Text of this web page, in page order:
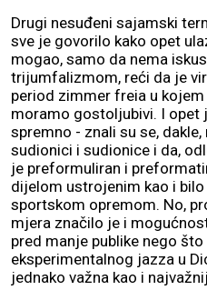
Drugi nesuđeni sajamski
sve je govorilo kako opet
mogao, samo da nema
trijumfalizmom, reći da je
period zimmer freia u
moramo gostoljubivi. I opet
spremno - znali su se,
sudionici i sudionice i da,
je preformuliran i
dijelom ustrojenim kao i
sportskom opremom. No,
mjera značilo je i
pred manje publike nego
eksperimentalnog jazza u
jednako važna kao i